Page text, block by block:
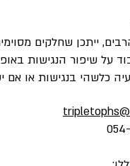
ייתכן שחלקים
על שיפור הנגישות
כלשהי בנגישות או